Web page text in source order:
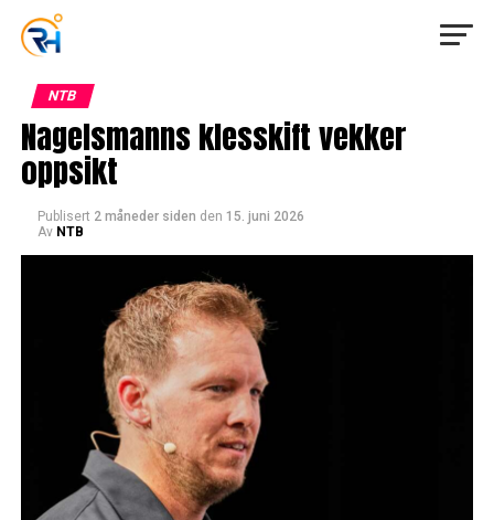
NTB
Nagelsmanns klesskift vekker
oppsikt
Publisert 2 måneder siden den 15. juni 2026
Av NTB